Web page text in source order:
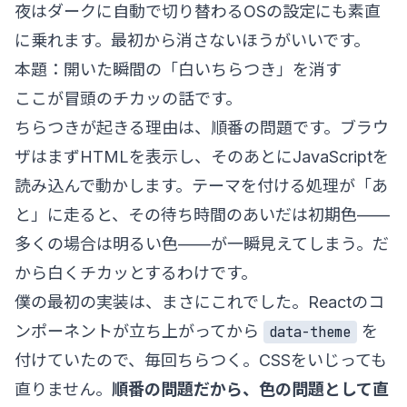
夜はダークに自動で切り替わるOSの設定にも素直
に乗れます。最初から消さないほうがいいです。
本題：開いた瞬間の「白いちらつき」を消す
ここが冒頭のチカッの話です。
ちらつきが起きる理由は、順番の問題です。ブラウ
ザはまずHTMLを表示し、そのあとにJavaScriptを
読み込んで動かします。テーマを付ける処理が「あ
と」に走ると、その待ち時間のあいだは初期色——
多くの場合は明るい色——が一瞬見えてしまう。だ
から白くチカッとするわけです。
僕の最初の実装は、まさにこれでした。Reactのコ
ンポーネントが立ち上がってから
data-theme
を
付けていたので、毎回ちらつく。CSSをいじっても
直りません。 順番の問題だから、色の問題として直